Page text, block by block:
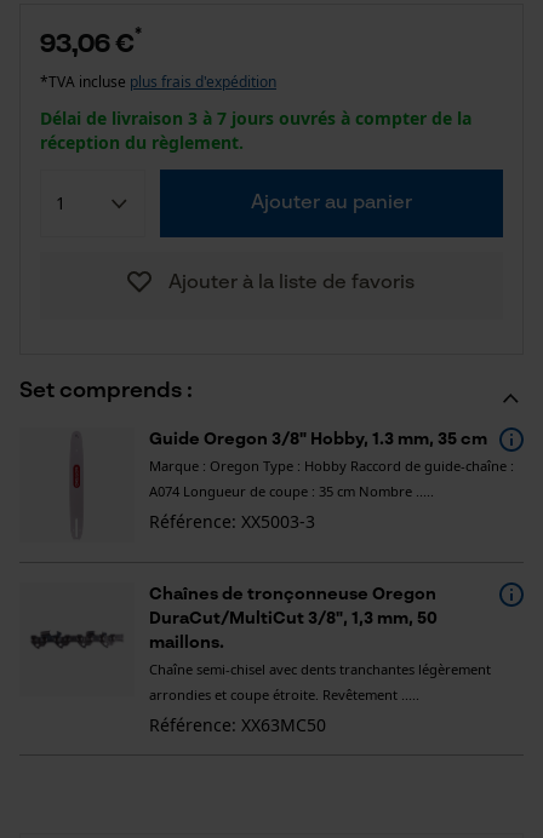
Set comprends :
Guide Oregon 3/8" Hobby, 1.3 mm, 35 cm
Marque : Oregon Type : Hobby Raccord de guide-chaîne :
A074 Longueur de coupe : 35 cm Nombre .....
Référence: XX5003-3
Chaînes de tronçonneuse Oregon
DuraCut/MultiCut 3/8", 1,3 mm, 50
maillons.
Chaîne semi-chisel avec dents tranchantes légèrement
arrondies et coupe étroite. Revêtement .....
Référence: XX63MC50
93,06 €*
*TVA incluse plus frais d'expédition
Délai de livraison 3 à 7 jours ouvrés à compter de la
réception du règlement.
Ajouter au panier
Ajouter à la liste de favoris